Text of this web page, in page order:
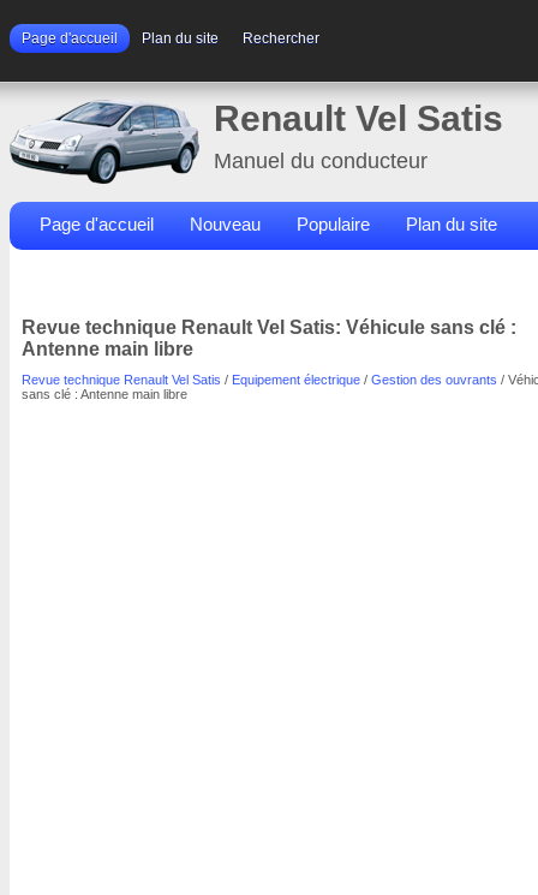
Page d'accueil Plan du site Rechercher
Renault Vel Satis
Manuel du conducteur
Page d'accueil Nouveau Populaire Plan du site
Revue technique Renault Vel Satis: Véhicule sans clé :
Antenne main libre
Revue technique Renault Vel Satis / Equipement électrique / Gestion des ouvrants /
sans clé : Antenne main libre